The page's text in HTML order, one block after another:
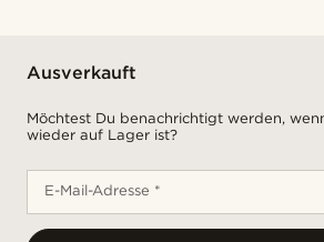
Ausverkauft
Möchtest Du benachrichtigt werden,
wieder auf Lager ist?
E-Mail-Adresse *